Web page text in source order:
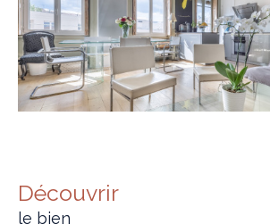
découvrir
le bien